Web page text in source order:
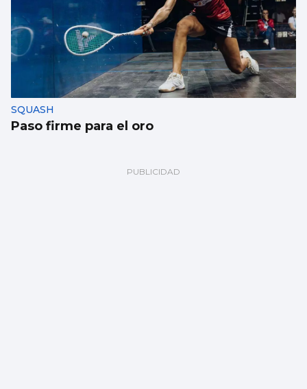
SQUASH
Paso firme para el oro